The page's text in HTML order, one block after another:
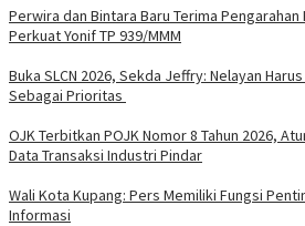
Perwira dan Bintara Baru Terima
Perkuat Yonif TP 939/MMM
Buka SLCN 2026, Sekda Jeffry: Nelayan
Sebagai Prioritas
OJK Terbitkan POJK Nomor 8 Tahun 2026,
Data Transaksi Industri Pindar
Wali Kota Kupang: Pers Memiliki Fungsi
Informasi